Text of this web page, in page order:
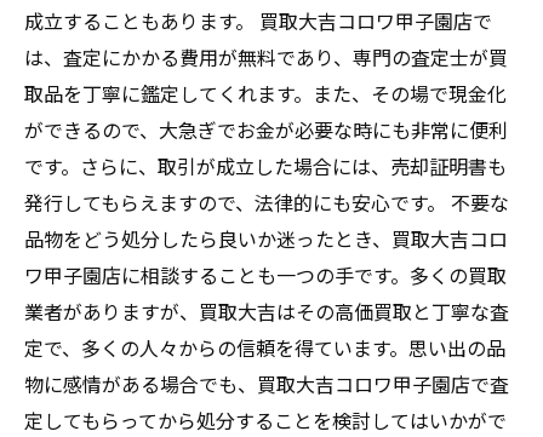
成立することもあります。 買取大吉コロワ甲子園店で
は、査定にかかる費用が無料であり、専門の査定士が買
取品を丁寧に鑑定してくれます。また、その場で現金化
ができるので、大急ぎでお金が必要な時にも非常に便利
です。さらに、取引が成立した場合には、売却証明書も
発行してもらえますので、法律的にも安心です。 不要な
品物をどう処分したら良いか迷ったとき、買取大吉コロ
ワ甲子園店に相談することも一つの手です。多くの買取
業者がありますが、買取大吉はその高価買取と丁寧な査
定で、多くの人々からの信頼を得ています。思い出の品
物に感情がある場合でも、買取大吉コロワ甲子園店で査
定してもらってから処分することを検討してはいかがで